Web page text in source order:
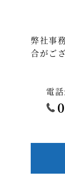
弊社事
合がご
電